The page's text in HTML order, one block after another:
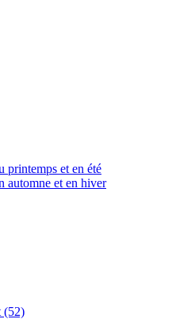
printemps et en été
automne et en hiver
(52)